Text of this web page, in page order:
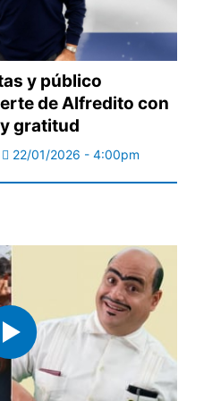
y público
de Alfredito con
gratitud
22/01/2026 - 4:00pm